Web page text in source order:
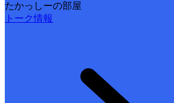
たかっしーの部屋
トーク情報